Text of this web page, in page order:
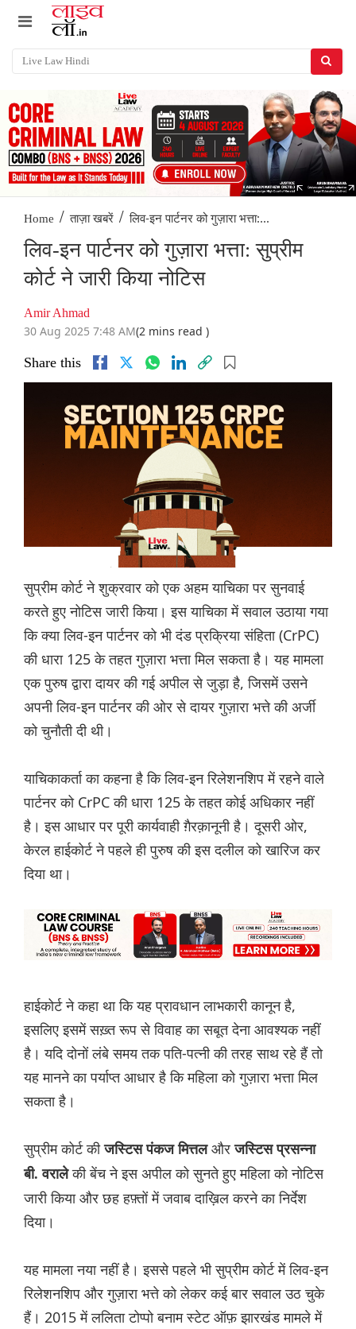
Home / ताज़ा खबरें / लिव-इन पार्टनर को गुज़ारा भत्ता:...
लिव-इन पार्टनर को गुज़ारा भत्ता: सुप्रीम
कोर्ट ने जारी किया नोटिस
Amir Ahmad
30 Aug 2025 7:48 AM(2 mins read )
Share this
सुप्रीम कोर्ट ने शुक्रवार को एक अहम याचिका पर सुनवाई
करते हुए नोटिस जारी किया। इस याचिका में सवाल उठाया गया
कि क्या लिव-इन पार्टनर को भी दंड प्रक्रिया संहिता (CrPC)
की धारा 125 के तहत गुज़ारा भत्ता मिल सकता है। यह मामला
एक पुरुष द्वारा दायर की गई अपील से जुड़ा है, जिसमें उसने
अपनी लिव-इन पार्टनर की ओर से दायर गुज़ारा भत्ते की अर्जी
को चुनौती दी थी।
याचिकाकर्ता का कहना है कि लिव-इन रिलेशनशिप में रहने वाले
पार्टनर को CrPC की धारा 125 के तहत कोई अधिकार नहीं
है। इस आधार पर पूरी कार्यवाही ग़ैरक़ानूनी है। दूसरी ओर,
केरल हाईकोर्ट ने पहले ही पुरुष की इस दलील को खारिज कर
दिया था।
हाईकोर्ट ने कहा था कि यह प्रावधान लाभकारी कानून है,
इसलिए इसमें सख़्त रूप से विवाह का सबूत देना आवश्यक नहीं
है। यदि दोनों लंबे समय तक पति-पत्नी की तरह साथ रहे हैं तो
यह मानने का पर्याप्त आधार है कि महिला को गुज़ारा भत्ता मिल
सकता है।
सुप्रीम कोर्ट कीजस्टिस पंकज मित्तलऔर जस्टिस प्रसन्ना
बी. वरालेकी बेंच ने इस अपील को सुनते हुए महिला को नोटिस
जारी किया और छह हफ़्तों में जवाब दाख़िल करने का निर्देश
दिया।
यह मामला नया नहीं है। इससे पहले भी सुप्रीम कोर्ट में लिव-इन
रिलेशनशिप और गुज़ारा भत्ते को लेकर कई बार सवाल उठ चुके
हैं। 2015 में ललिता टोप्पो बनाम स्टेट ऑफ़ झारखंड मामले में